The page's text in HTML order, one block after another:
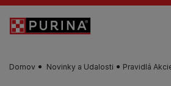
Skočiť na hlavný obsah
Domov Novinky a Udalosti Pravidlá